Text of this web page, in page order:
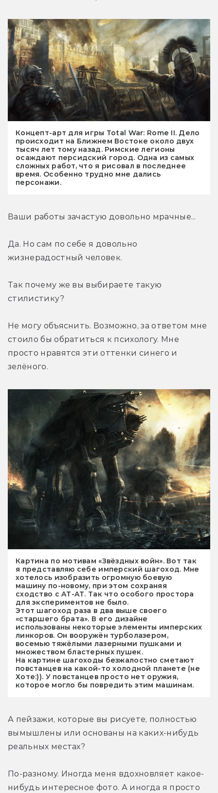
Концепт-арт для игры Total War: Rome II. Дело
происходит на Ближнем Востоке около двух
тысяч лет тому назад. Римские легионы
осаждают персидский город. Одна из самых
сложных работ, что я рисовал в последнее
время. Особенно трудно мне дались
персонажи.
Ваши работы зачастую довольно мрачные...
Да. Но сам по себе я довольно
жизнерадостный человек.
Так почему же вы выбираете такую
стилистику?
Не могу объяснить. Возможно, за ответом мне
стоило бы обратиться к психологу. Мне
просто нравятся эти оттенки синего и
зелёного.
Картина по мотивам «Звёздных войн». Вот так
я представляю себе имперский шагоход. Мне
хотелось изобразить огромную боевую
машину по-новому, при этом сохраняя
сходство с AT-AT. Так что особого простора
для экспериментов не было.
Этот шагоход раза в два выше своего
«старшего брата». В его дизайне
использованы некоторые элементы имперских
линкоров. Он вооружён турболазером,
восемью тяжёлыми лазерными пушками и
множеством бластерных пушек.
На картине шагоходы безжалостно сметают
повстанцев на какой-то холодной планете (не
Хоте:)). У повстанцев просто нет оружия,
которое могло бы повредить этим машинам.
А пейзажи, которые вы рисуете, полностью
вымышлены или основаны на каких-нибудь
реальных местах?
По-разному. Иногда меня вдохновляет какое-
нибудь интересное фото. А иногда я просто